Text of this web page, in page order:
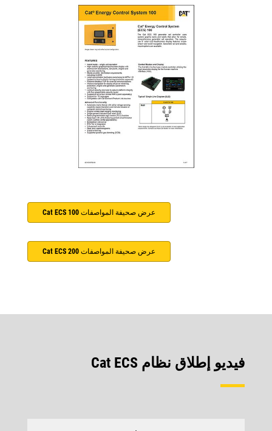
عرض صحيفة المواصفات Cat ECS 100
عرض صحيفة المواصفات Cat ECS 200
فيديو إطلاق نظام Cat ECS‏